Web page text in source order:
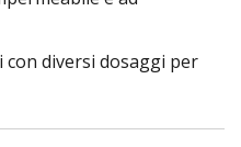
diversi dosaggi per